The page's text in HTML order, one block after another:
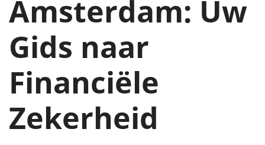
Amsterdam: Uw
Gids naar
Financiële
Zekerheid